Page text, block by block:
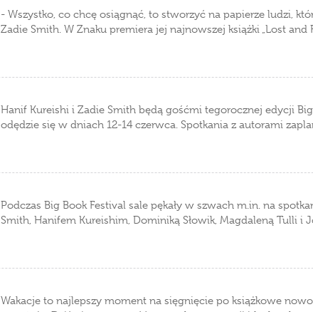
- Wszystko, co chcę osiągnąć, to stworzyć na papierze ludzi,
Zadie Smith. W Znaku premiera jej najnowszej książki „Lost and
Hanif Kureishi i Zadie Smith będą gośćmi tegorocznej edycji
odędzie się w dniach 12-14 czerwca. Spotkania z autorami
Podczas Big Book Festival sale pękały w szwach m.in. na
Smith, Hanifem Kureishim, Dominiką Słowik, Magdaleną Tulli i
Wakacje to najlepszy moment na sięgnięcie po książkowe